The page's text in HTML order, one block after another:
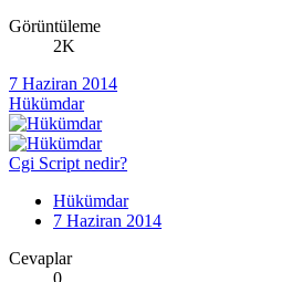
Görüntüleme
2K
7 Haziran 2014
Hükümdar
Cgi Script nedir?
Hükümdar
7 Haziran 2014
Cevaplar